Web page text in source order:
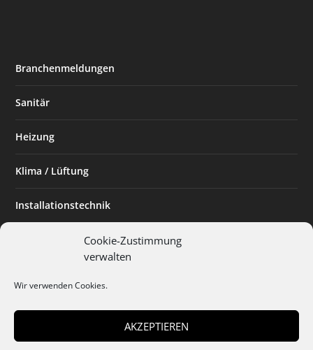
Cookie-Zustimmung
verwalten
Wir verwenden Cookies.
AKZEPTIEREN
Branchenmeldungen
Sanitär
Heizung
Klima / Lüftung
Installationstechnik
Planen & Bauen
Installateur des Monats